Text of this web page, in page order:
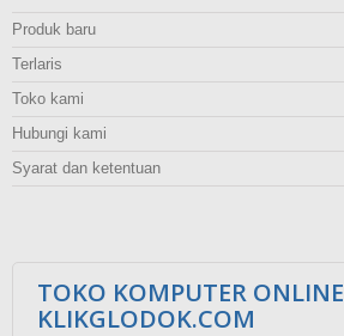
Produk baru
Terlaris
Toko kami
Hubungi kami
Syarat dan ketentuan
TOKO KOMPUTER ONLINE
KLIKGLODOK.COM